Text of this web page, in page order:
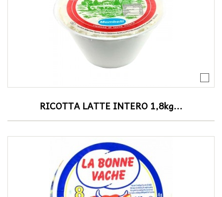
RICOTTA LATTE INTERO 1,8kg...